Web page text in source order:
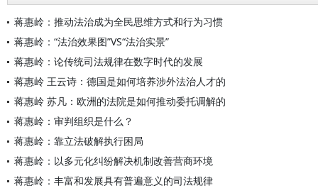
蒋惠岭：推动法治成为全民思维方式和行为习惯
蒋惠岭：“法治效果图”VS“法治实景”
蒋惠岭：论传统司法规律在数字时代的发展
蒋惠岭 王云诗：德国是如何培养涉外法治人才的
蒋惠岭 苏凡：欧洲的法院是如何推动委托调解的
蒋惠岭：审判组织是什么？
蒋惠岭：靠立法破解执行困局
蒋惠岭：以多元化纠纷解决机制改善营商环境
蒋惠岭：丰富和发展具有普遍意义的司法规律